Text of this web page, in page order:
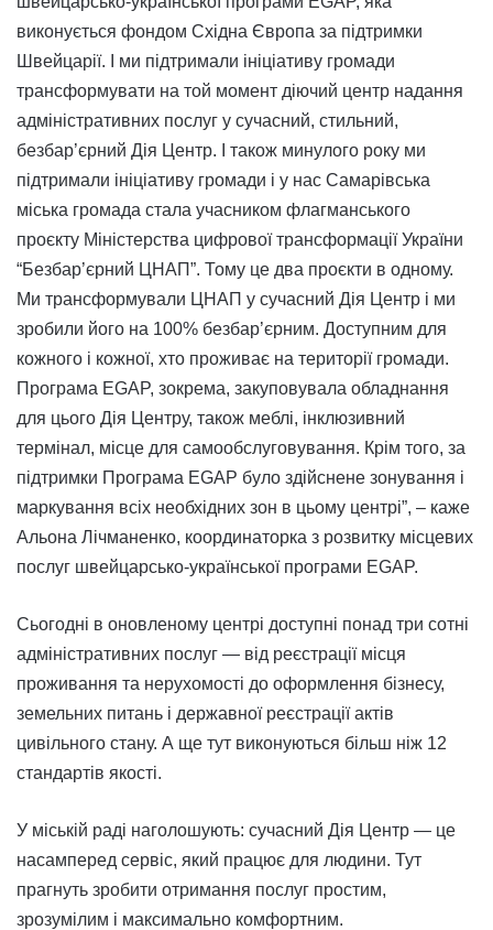
виконується фондом Східна Європа за підтримки
Швейцарії. І ми підтримали ініціативу громади
трансформувати на той момент діючий центр надання
адміністративних послуг у сучасний, стильний,
безбар’єрний Дія Центр. І також минулого року ми
підтримали ініціативу громади і у нас Самарівська
міська громада стала учасником флагманського
проєкту Міністерства цифрової трансформації України
“Безбар’єрний ЦНАП”. Тому це два проєкти в одному.
Ми трансформували ЦНАП у сучасний Дія Центр і ми
зробили його на 100% безбар’єрним. Доступним для
кожного і кожної, хто проживає на території громади.
Програма EGAP, зокрема, закуповувала обладнання
для цього Дія Центру, також меблі, інклюзивний
термінал, місце для самообслуговування. Крім того, за
підтримки Програма EGAP було здійснене зонування і
маркування всіх необхідних зон в цьому центрі”, – каже
Альона Лічманенко, координаторка з розвитку місцевих
послуг швейцарсько-української програми EGAP.
Сьогодні в оновленому центрі доступні понад три сотні
адміністративних послуг — від реєстрації місця
проживання та нерухомості до оформлення бізнесу,
земельних питань і державної реєстрації актів
цивільного стану. А ще тут виконуються більш ніж 12
стандартів якості.
У міській раді наголошують: сучасний Дія Центр — це
насамперед сервіс, який працює для людини. Тут
прагнуть зробити отримання послуг простим,
зрозумілим і максимально комфортним.